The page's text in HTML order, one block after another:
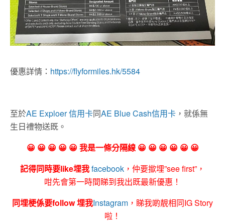
優惠詳情： https://flyformiles.hk/5584
至於AE Exploer 信用卡同AE Blue Cash信用卡 ，就係無
生日禮物送既。
😀 😀 😀 😀 😀 我是一條分隔線 😀 😀 😀 😀 😀 😀
記得同時要like埋我facebook ，仲要撳埋”see first”，
咁先會第一時間睇到我出既最新優惠！
同埋梗係要follow 埋我Instagram ，睇我啲靚相同IG Story
啦！